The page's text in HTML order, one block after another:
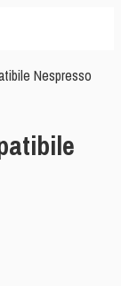
Nespresso